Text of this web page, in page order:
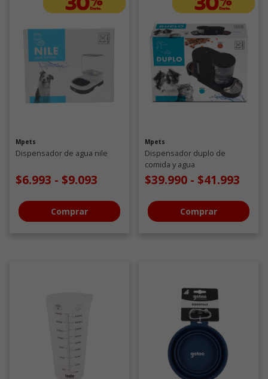
Mpets
Dispensador de agua nile
$6.993 - $9.093
Comprar
Mpets
Dispensador duplo de
comida y agua
$39.990 - $41.993
Comprar